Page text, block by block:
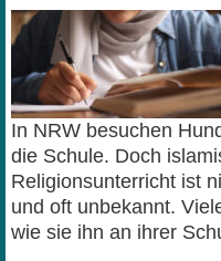
In NRW besuchen
die Schule. Doch
Religionsunterricht ist
und oft unbekannt.
wie sie ihn an ihrer